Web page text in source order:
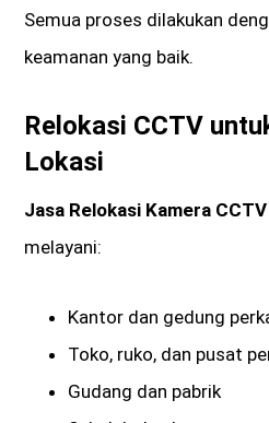
Semua proses dilakukan
keamanan yang baik.
Relokasi CCTV
Lokasi
Jasa Relokasi Kamera
melayani:
Kantor dan gedung
Toko, ruko, dan pusat
Gudang dan pabrik